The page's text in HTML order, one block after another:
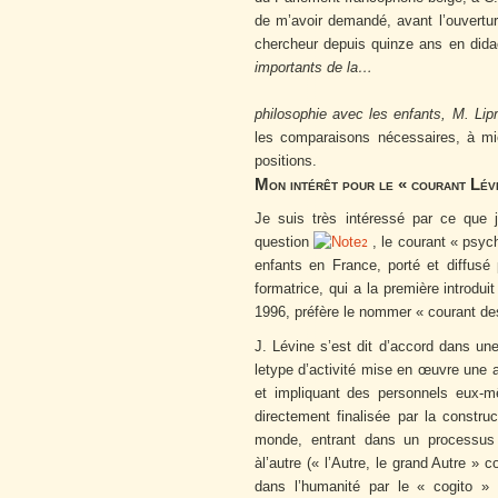
de m’avoir demandé, avant
chercheur depuis quinze ans en
importants de la…
philosophie avec les enfants, M.
les comparaisons nécessaires, à
positions.
Mon intérêt pour le « courant
Je suis très intéressé par ce que
question
2 , le courant «
enfants en France, porté et diffusé
formatrice, qui a la première
1996, préfère le nommer « courant
J. Lévine s’est dit d’accord dans
letype d’activité mise en œuvre une
et impliquant des personnels eux-
directement finalisée par la
monde, entrant dans un
àl’autre (« l’Autre, le grand Autre »
dans l’humanité par le « cogito